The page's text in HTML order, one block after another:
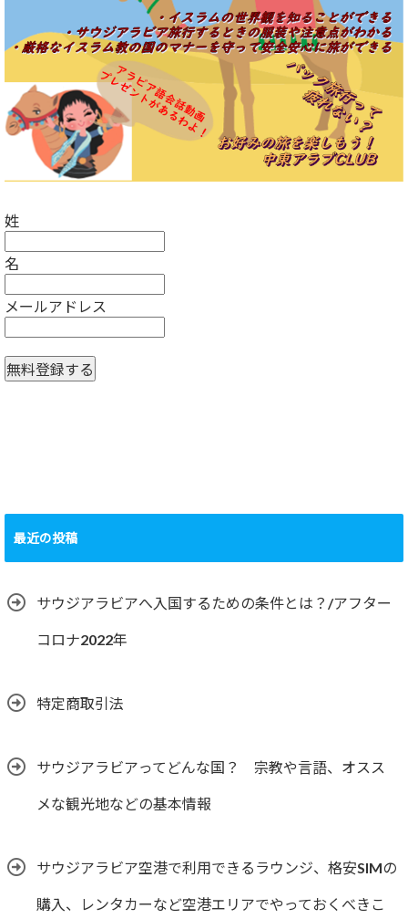
姓
名
メールアドレス
最近の投稿
サウジアラビアへ入国するための条件とは？/アフター
コロナ2022年
特定商取引法
サウジアラビアってどんな国？ 宗教や言語、オスス
メな観光地などの基本情報
サウジアラビア空港で利用できるラウンジ、格安SIMの
購入、レンタカーなど空港エリアでやっておくべきこ